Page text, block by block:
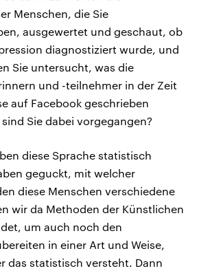
Menschen, die Sie
ausgewertet und geschaut, ob
diagnostiziert wurde, und
Sie untersucht, was die
und -teilnehmer in der Zeit
auf Facebook geschrieben
Sie dabei vorgegangen?
diese Sprache statistisch
geguckt, mit welcher
diese Menschen verschiedene
wir da Methoden der Künstlichen
um auch noch den
in einer Art und Weise,
das statistisch versteht. Dann